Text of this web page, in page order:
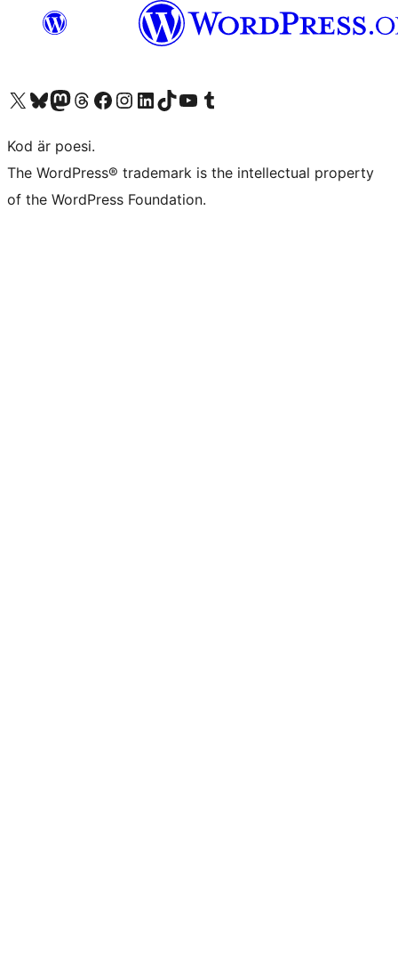
Besök vår X-konto (f.d. Twitter)
Besök vårt Bluesky-konto
Besök vårt Mastodon-konto
Besök vårt Thread-konto
Besök vår Facebook-sidaBesök vårt Instagram-konto
Besök vårt LinkedIn-konto
Besök vårt TikTok-konto
Besök vår YouTube-kanalBesök vårt Tumblr-konto
Kod är poesi.
The WordPress® trademark is the intellectual property
of the WordPress Foundation.